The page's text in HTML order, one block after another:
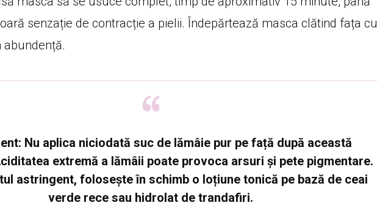
senzație de contracție a pielii. Îndepărtează masca clătind fața cu
abundență.
Nu aplica niciodată suc de lămâie pur pe față după această
extremă a lămâii poate provoca arsuri și pete pigmentare.
astringent, folosește în schimb o loțiune tonică pe bază de ceai
verde rece sau hidrolat de trandafiri.